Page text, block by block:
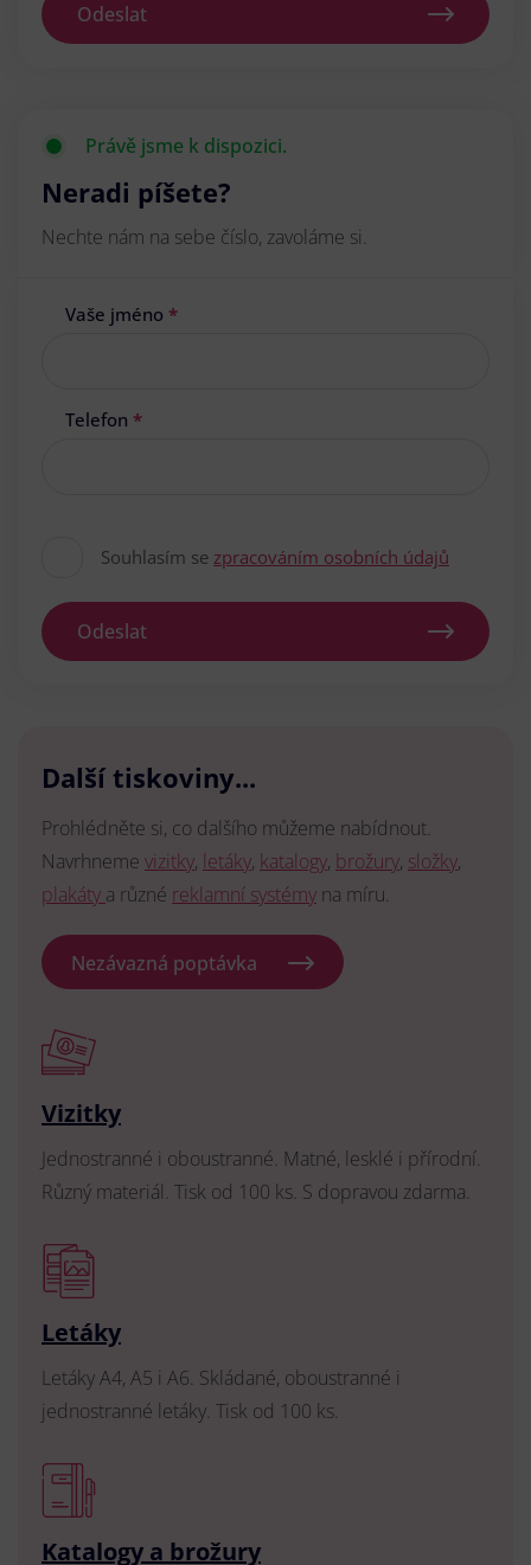
Odeslat
Právě jsme k dispozici.
Neradi píšete?
Nechte nám na sebe číslo, zavoláme si.
Vaše jméno *
Telefon *
Souhlasím se zpracováním osobních údajů
Odeslat
Další tiskoviny...
Prohlédněte si, co dalšího můžeme nabídnout.
Navrhneme vizitky, letáky, katalogy, brožury, složky,
plakáty a různé reklamní systémy na míru.
Nezávazná poptávka
Vizitky
Jednostranné i oboustranné. Matné, lesklé i přírodní.
Různý materiál. Tisk od 100 ks. S dopravou zdarma.
Letáky
Letáky A4, A5 i A6. Skládané, oboustranné i
jednostranné letáky. Tisk od 100 ks.
Katalogy a brožury